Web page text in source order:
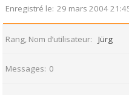
Enregistré le 29 mars 2004
Rang, Nom d’utilisateur Jürg
Messages 0